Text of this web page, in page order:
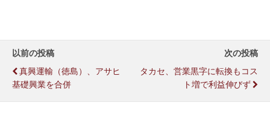
以前の投稿
真興運輸（徳島）、アサヒ
基礎興業を合併
次の投稿
タカセ、営業黒字に転換もコス
ト増で利益伸びず